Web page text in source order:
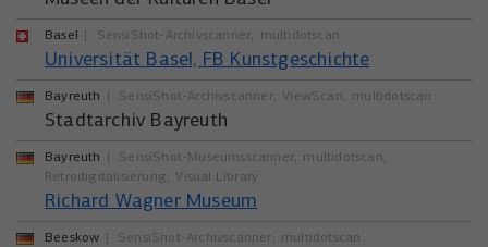
Basel SensiShot-Archivscanner multidotscan
Universität Basel, FB Kunstgeschichte
Bayreuth SensiShot-Archivscanner ViewScan multidotscan
Stadtarchiv Bayreuth
Bayreuth SensiShot-Museumsscanner multidotscan
Retrodigitalisierung
Visual Library
Richard Wagner Museum
Beeskow SensiShot-Archivscanner multidotscan